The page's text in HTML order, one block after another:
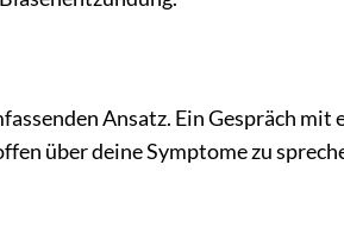
Ansatz. Ein Gespräch mit
über deine Symptome zu